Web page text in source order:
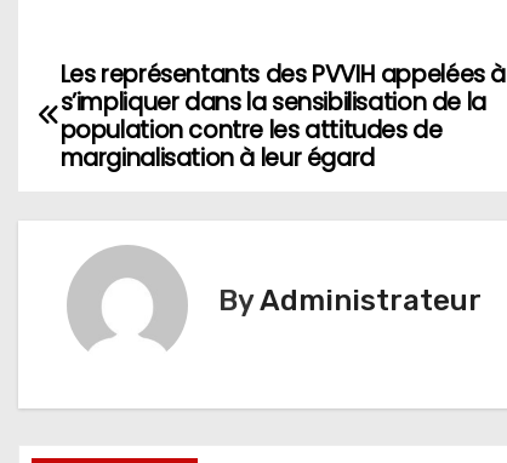
Navigation
de
l’article
Les représentants des PVVIH appelées à
s’impliquer dans la sensibilisation de la
population contre les attitudes de
marginalisation à leur égard
ByAdministrateur